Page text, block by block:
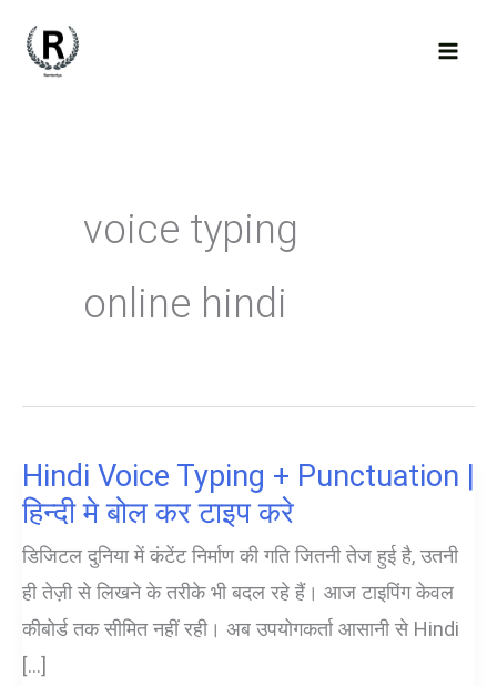
voice typing
online hindi
Hindi Voice Typing + Punctuation |
हिन्दी मे बोल कर टाइप करे
डिजिटल दुनिया में कंटेंट निर्माण की गति जितनी तेज हुई है, उतनी
ही तेज़ी से लिखने के तरीके भी बदल रहे हैं। आज टाइपिंग केवल
कीबोर्ड तक सीमित नहीं रही। अब उपयोगकर्ता आसानी से Hindi
[…]